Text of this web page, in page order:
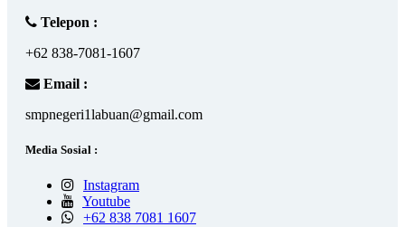
Telepon :
+62 838-7081-1607
Email :
smpnegeri1labuan@gmail.com
Media Sosial :
Instagram
Youtube
+62 838 7081 1607